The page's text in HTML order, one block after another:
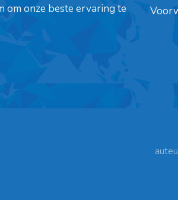
om onze beste ervaring te